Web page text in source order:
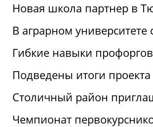
Новая школа партнер в
В аграрном
Гибкие навыки профоргов
Подведены итоги
Столичный район
Чемпионат